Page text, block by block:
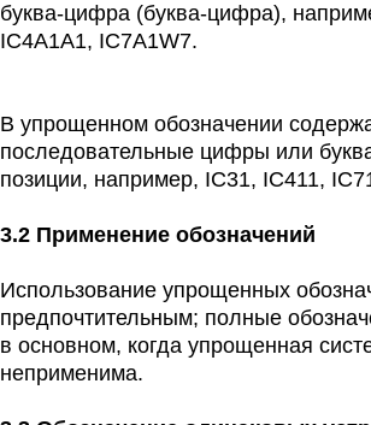
буква-цифра (буква-цифра),
IC4A1A1, IC7A1W7.
В упрощенном обозначении
последовательные цифры или
позиции, например, IC31, IC411,
3.2 Применение обозначений
Использование упрощенных
предпочтительным; полные
в основном, когда упрощенная
неприменима.